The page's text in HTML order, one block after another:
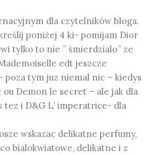
dla czytelników bloga.
poniżej 4 ki- pomijam Dior
tylko to nie ” śmierdzialo” ze
edt jeszcze
poza tym juz niemal nic – kiedys
Demon le secret – ale jak dla
i D&G L’ imperatrice- dla
wskazac delikatne perfumy,
bialokwiatowe, delikatne i z